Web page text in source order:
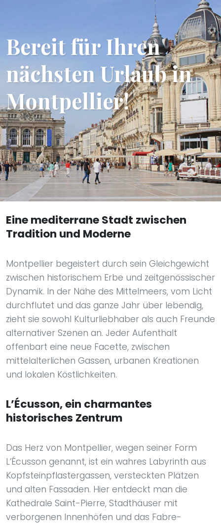
Bereit für Ihren
nächsten Urlaub in
Montpellier!
Eine mediterrane Stadt zwischen
Tradition und Moderne
Montpellier begeistert durch sein Gleichgewicht
zwischen historischem Erbe und zeitgenössischer
Dynamik. In der Nähe des Mittelmeers, vom Licht
durchflutet und das ganze Jahr über lebendig,
zieht sie sowohl Kulturliebhaber als auch Freunde
alternativer Szenen an. Jeder Aufenthalt
offenbart eine neue Facette, zwischen
mittelalterlichen Gassen, urbanen Kreationen
und lokalen Köstlichkeiten.
L’Écusson, ein charmantes
historisches Zentrum
Das Herz von Montpellier, wegen seiner Form
L’Écusson genannt, ist ein wahres Labyrinth aus
Kopfsteinpflastergassen, versteckten Plätzen
und alten Fassaden. Hier entdeckt man die
Kathedrale Saint-Pierre, Stadthäuser mit
verborgenen Innenhöfen und das Fabre-